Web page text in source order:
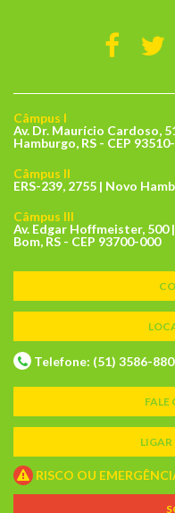
Câmpus I
Av. Dr. Maurício Cardoso,
Hamburgo, RS - CEP
Câmpus II
ERS-239, 2755 | Novo
Câmpus III
Av. Edgar Hoffmeister,
Bom, RS - CEP 93700-000
Telefone: (51) 3586-
FALE
LIGAR
RISCO OU